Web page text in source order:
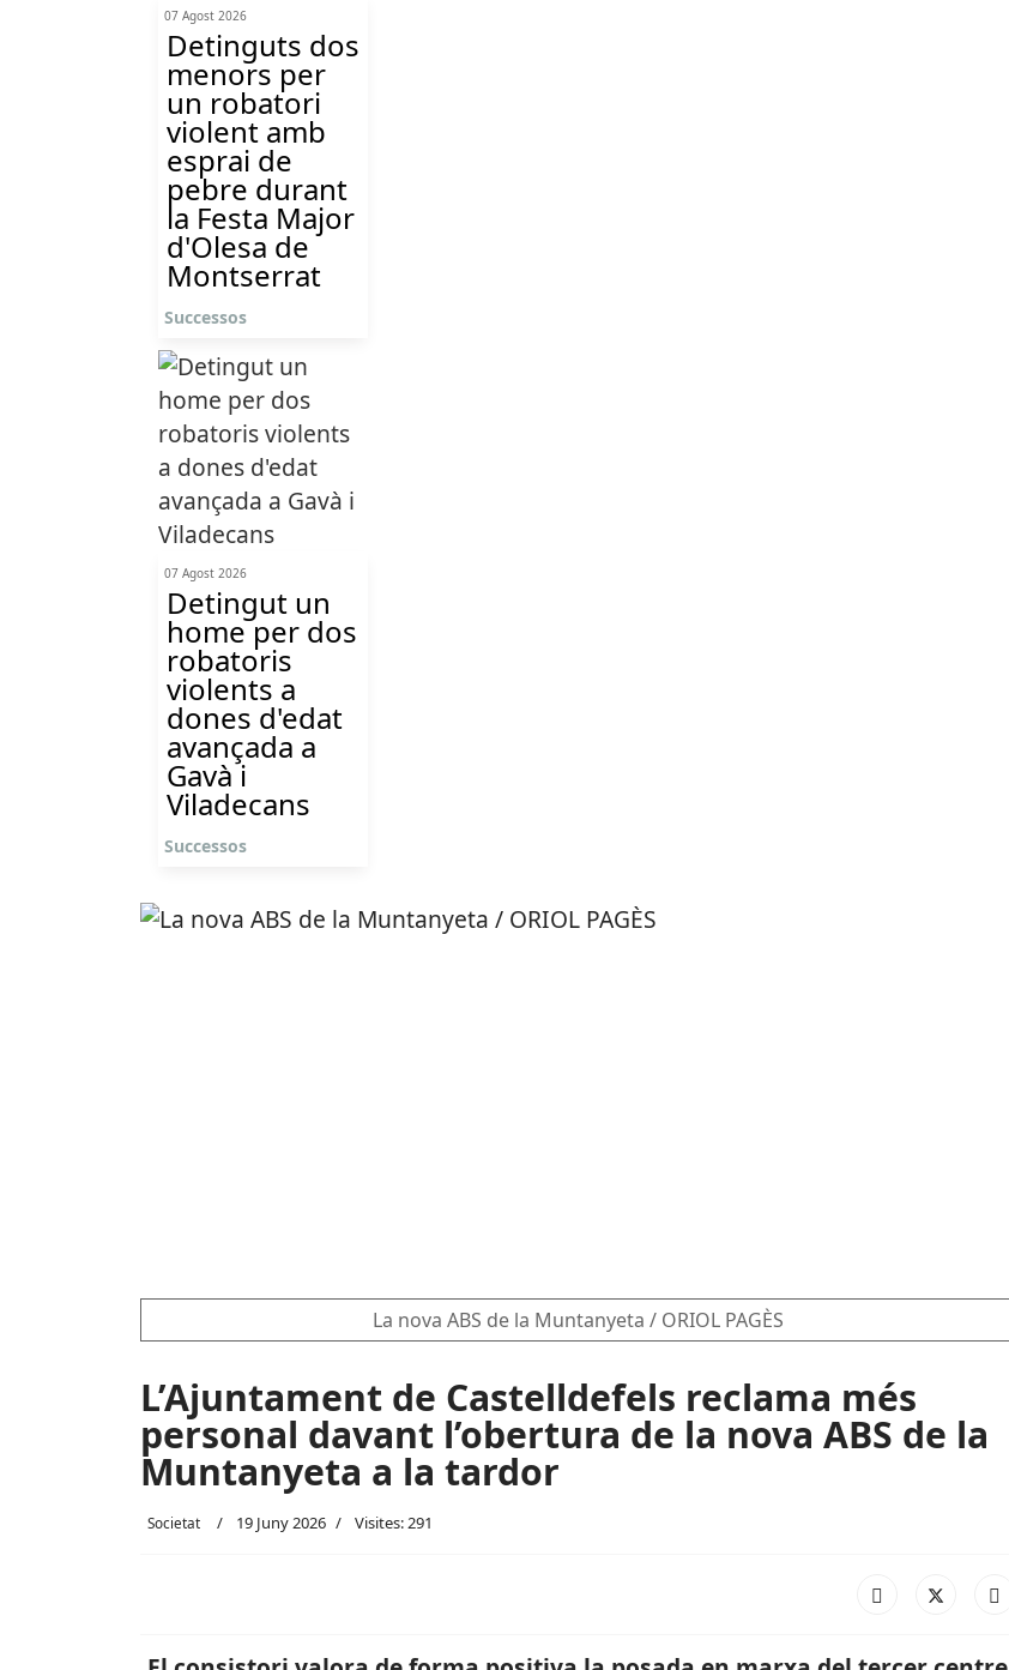
07 Agost 2026
Detinguts dos
menors per
un robatori
violent amb
esprai de
pebre durant
la Festa Major
d'Olesa de
Montserrat
Successos
07 Agost 2026
Detingut un
home per dos
robatoris
violents a
dones d'edat
avançada a
Gavà i
Viladecans
Successos
La nova ABS de la Muntanyeta / ORIOL PAGÈS
L’Ajuntament de Castelldefels reclama més
personal davant l’obertura de la nova ABS de la
Muntanyeta a la tardor
Societat 19 Juny 2026 Visites: 291